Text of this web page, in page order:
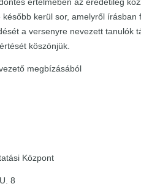
értelmében az eredetileg
kerül sor, amelyről írásban
a versenyre nevezett tanulók
köszönjük.
megbízásából
Központ
8